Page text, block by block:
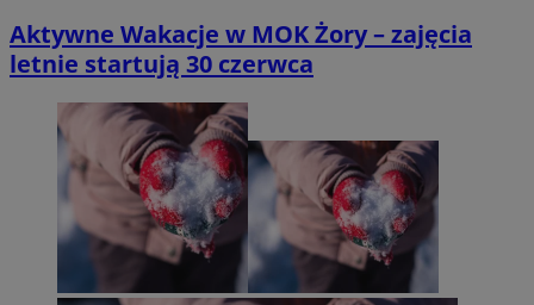
Aktywne Wakacje w MOK Żory – zajęcia
letnie startują 30 czerwca